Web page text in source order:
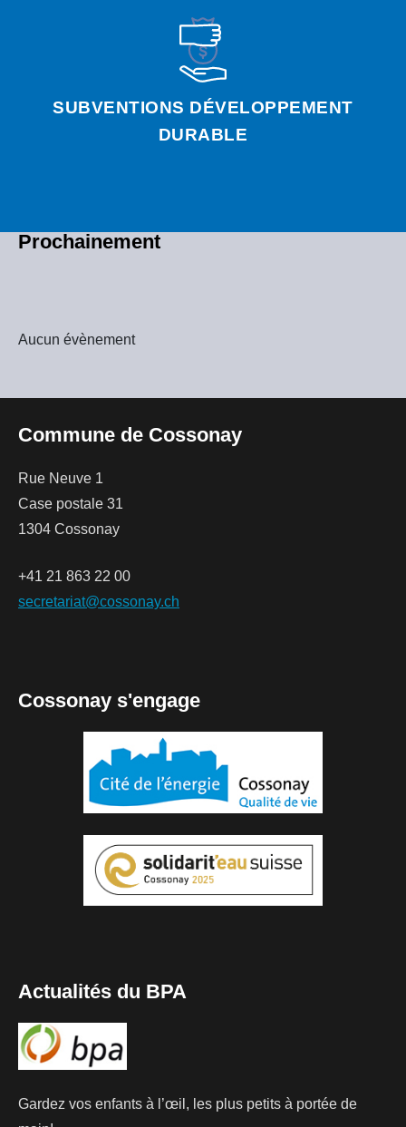
SUBVENTIONS DÉVELOPPEMENT
DURABLE
Prochainement
Aucun évènement
Commune de Cossonay
Rue Neuve 1
Case postale 31
1304 Cossonay
+41 21 863 22 00
secretariat@cossonay.ch
Cossonay s'engage
Actualités du BPA
Gardez vos enfants à l’œil, les plus petits à portée de